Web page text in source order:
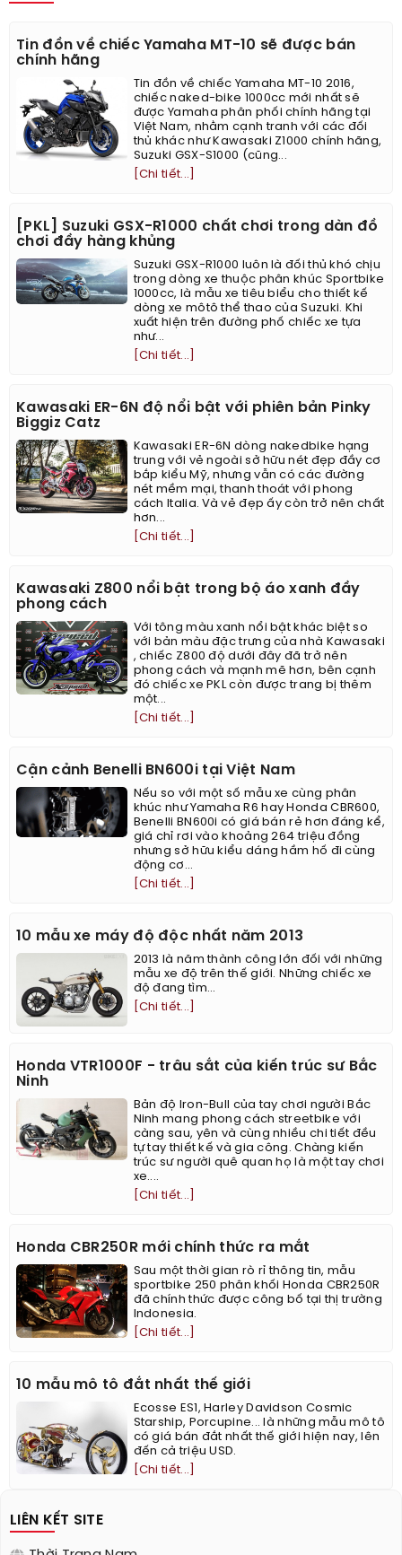
Tin đồn về chiếc Yamaha MT-10 sẽ được bán
chính hãng
Tin đồn về chiếc Yamaha MT-10 2016,
chiếc naked-bike 1000cc mới nhất sẽ
được Yamaha phân phối chính hãng tại
Việt Nam, nhằm cạnh tranh với các đối
thủ khác như Kawasaki Z1000 chính hãng,
Suzuki GSX-S1000 (cũng...
[Chi tiết...]
[PKL] Suzuki GSX-R1000 chất chơi trong dàn đồ
chơi đầy hàng khủng
Suzuki GSX-R1000 luôn là đối thủ khó chịu
trong dòng xe thuộc phân khúc Sportbike
1000cc, là mẫu xe tiêu biểu cho thiết kế
dòng xe môtô thể thao của Suzuki. Khi
xuất hiện trên đường phố chiếc xe tựa
như...
[Chi tiết...]
Kawasaki ER-6N độ nổi bật với phiên bản Pinky
Biggiz Catz
Kawasaki ER-6N dòng nakedbike hạng
trung với vẻ ngoài sở hữu nét đẹp đầy cơ
bắp kiểu Mỹ, nhưng vẫn có các đường
nét mềm mại, thanh thoát với phong
cách Italia. Và vẻ đẹp ấy còn trở nên chất
hơn...
[Chi tiết...]
Kawasaki Z800 nổi bật trong bộ áo xanh đầy
phong cách
Với tông màu xanh nổi bật khác biệt so
với bản màu đặc trưng của nhà Kawasaki
, chiếc Z800 độ dưới đây đã trở nên
phong cách và mạnh mẽ hơn, bên cạnh
đó chiếc xe PKL còn được trang bị thêm
một...
[Chi tiết...]
Cận cảnh Benelli BN600i tại Việt Nam
Nếu so với một số mẫu xe cùng phân
khúc như Yamaha R6 hay Honda CBR600,
Benelli BN600i có giá bán rẻ hơn đáng kể,
giá chỉ rơi vào khoảng 264 triệu đồng
nhưng sở hữu kiểu dáng hầm hố đi cùng
động cơ...
[Chi tiết...]
10 mẫu xe máy độ độc nhất năm 2013
2013 là năm thành công lớn đối với những
mẫu xe độ trên thế giới. Những chiếc xe
độ đang tìm...
[Chi tiết...]
Honda VTR1000F - trâu sắt của kiến trúc sư Bắc
Ninh
Bản độ Iron-Bull của tay chơi người Bắc
Ninh mang phong cách streetbike với
càng sau, yên và cùng nhiều chi tiết đều
tự tay thiết kế và gia công. Chàng kiến
trúc sư người quê quan họ là một tay chơi
xe....
[Chi tiết...]
Honda CBR250R mới chính thức ra mắt
Sau một thời gian rò rỉ thông tin, mẫu
sportbike 250 phân khối Honda CBR250R
đã chính thức được công bố tại thị trường
Indonesia.
[Chi tiết...]
10 mẫu mô tô đắt nhất thế giới
Ecosse ES1, Harley Davidson Cosmic
Starship, Porcupine... là những mẫu mô tô
có giá bán đắt nhất thế giới hiện nay, lên
đến cả triệu USD.
[Chi tiết...]
LIÊN KẾT SITE